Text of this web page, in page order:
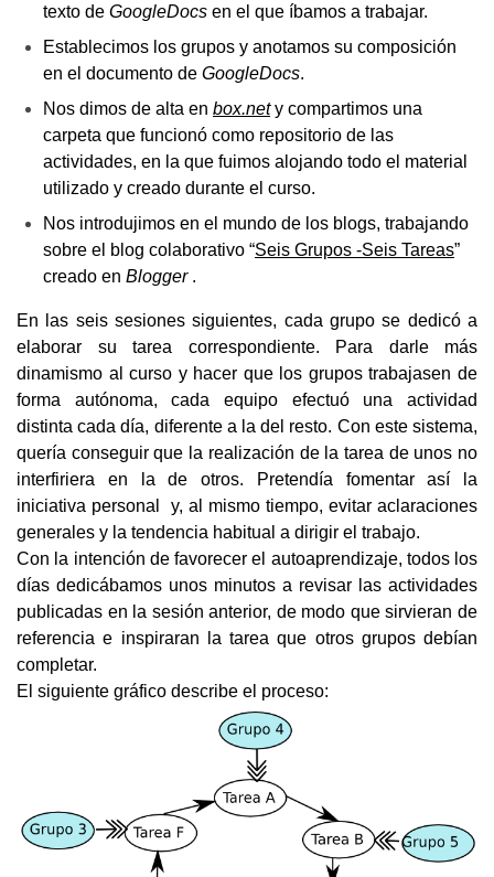
texto de GoogleDocs en el que íbamos a trabajar.
Establecimos los grupos y anotamos su composición
en el documento de GoogleDocs.
Nos dimos de alta en box.net y compartimos una
carpeta que funcionó como repositorio de las
actividades, en la que fuimos alojando todo el material
utilizado y creado durante el curso.
Nos introdujimos en el mundo de los blogs, trabajando
sobre el blog colaborativo “Seis Grupos -Seis Tareas”
creado en Blogger .
En las seis sesiones siguientes, cada grupo se dedicó a
elaborar su tarea correspondiente. Para darle más
dinamismo al curso y hacer que los grupos trabajasen de
forma autónoma, cada equipo efectuó una actividad
distinta cada día, diferente a la del resto. Con este sistema,
quería conseguir que la realización de la tarea de unos no
interfiriera en la de otros. Pretendía fomentar así la
iniciativa personal  y, al mismo tiempo, evitar aclaraciones
generales y la tendencia habitual a dirigir el trabajo.
Con la intención de favorecer el autoaprendizaje, todos los
días dedicábamos unos minutos a revisar las actividades
publicadas en la sesión anterior, de modo que sirvieran de
referencia e inspiraran la tarea que otros grupos debían
completar.
El siguiente gráfico describe el proceso: